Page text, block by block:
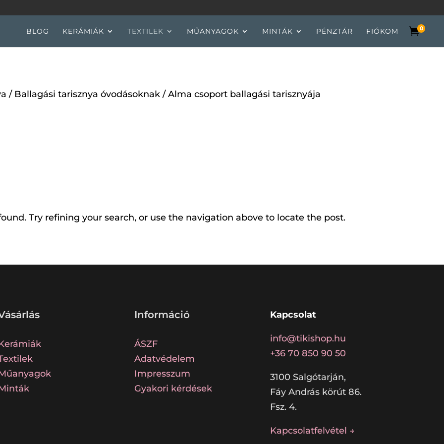
BLOG KERÁMIÁK TEXTILEK MŰANYAGOK MINTÁK PÉNZTÁR FIÓKOM 0
/ Ballagási tarisznya óvodásoknak / Alma csoport ballagási tarisznyája
Try refining your search, or use the navigation above to locate the post.
Információ
ÁSZF
Adatvédelem
Impresszum
Gyakori kérdések
Kapcsolat
info@tikishop.hu
+36 70 850 90 50
3100 Salgótarján,
Fáy András körút 86.
Fsz. 4.
Kapcsolatfelvétel →